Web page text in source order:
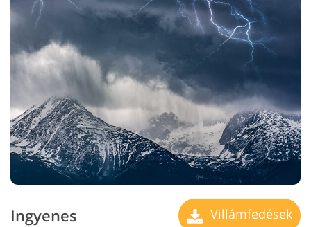
Ingyenes Villámfedések